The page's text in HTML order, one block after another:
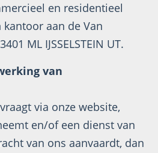
en residentieel
aan de Van
ML IJSSELSTEIN UT.
van
via onze website,
en/of een dienst van
van ons aanvaardt, dan